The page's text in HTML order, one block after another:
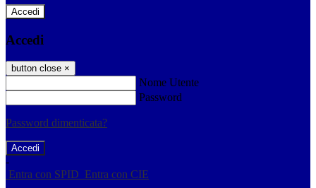
Accedi
Accedi
button close ×
Nome Utente
Password
Password dimenticata?
-
Entra con SPID Entra con CIE